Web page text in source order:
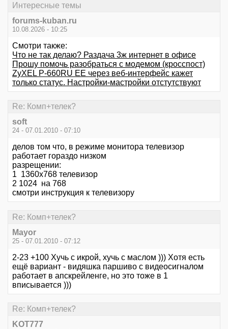
Интересные темы
forums-kuban.ru
10.08.2026 - 10:25
Смотри также:
Что не так делаю? Раздача 3ж интернет в офисе
Прошу помочь разобраться с модемом (кросспост)
ZyXEL P-660RU EE через веб-интерфейс кажет
только статус. Настройки-мастройки отстутствуют
Re: Комп+телек?
soft
24 - 07.01.2010 - 07:10
делов том что, в режиме монитора телевизор
работает гораздо низком
разрещении:
1 1360х768 телевизор
2 1024 на 768
смотри инструкция к телевизору
Re: Комп+телек?
Mayor
25 - 07.01.2010 - 07:12
2-23 +100 Хучь с икрой, хучь с маслом ))) Хотя есть
ещё вариант - видяшка паршиво с видеосигналом
работает в апскрейленге, но это тоже в 1
вписывается )))
Re: Комп+телек?
KOT777